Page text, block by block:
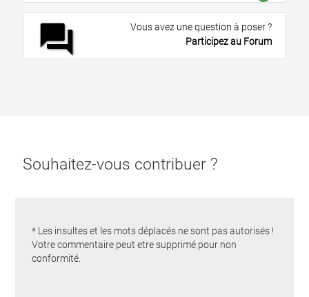
forum
Vous avez une question à poser ?
Participez au Forum
Souhaitez-vous contribuer ?
* Les insultes et les mots déplacés ne sont pas autorisés !
Votre commentaire peut etre supprimé pour non
conformité.